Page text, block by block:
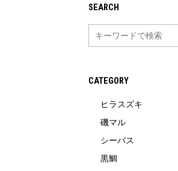
SEARCH
CATEGORY
ヒラスズキ
磯マル
シーバス
黒鯛